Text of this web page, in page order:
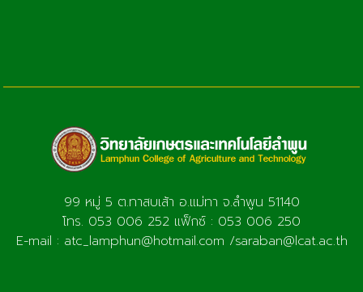
99 หมู่ 5 ต.ทาสบเส้า อ.แม่ทา จ.ลำพูน 51140
โทร. 053 006 252 แฟ็กซ์ : 053 006 250
E-mail : atc_lamphun@hotmail.com /saraban@lcat.ac.th